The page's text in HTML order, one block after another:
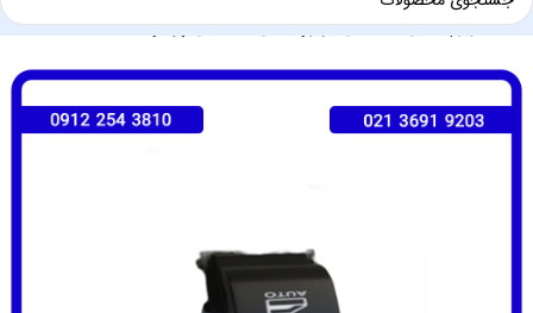
خانه لوازم یدکی دیگنیتی لوازم یدکی دیگنیتی پرایم